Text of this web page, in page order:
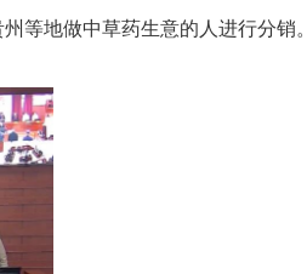
等地做中草药生意的人进行分销。